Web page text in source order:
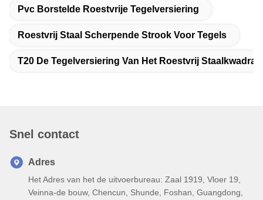
Pvc Borstelde Roestvrije Tegelversiering
Roestvrij Staal Scherpende Strook Voor Tegels
T20 De Tegelversiering Van Het Roestvrij
Snel contact
Adres
Het Adres van het de uitvoerbureau: Zaal 1919, Vloer 19,
Veinna-de bouw, Chencun, Shunde, Foshan, Guangdong,